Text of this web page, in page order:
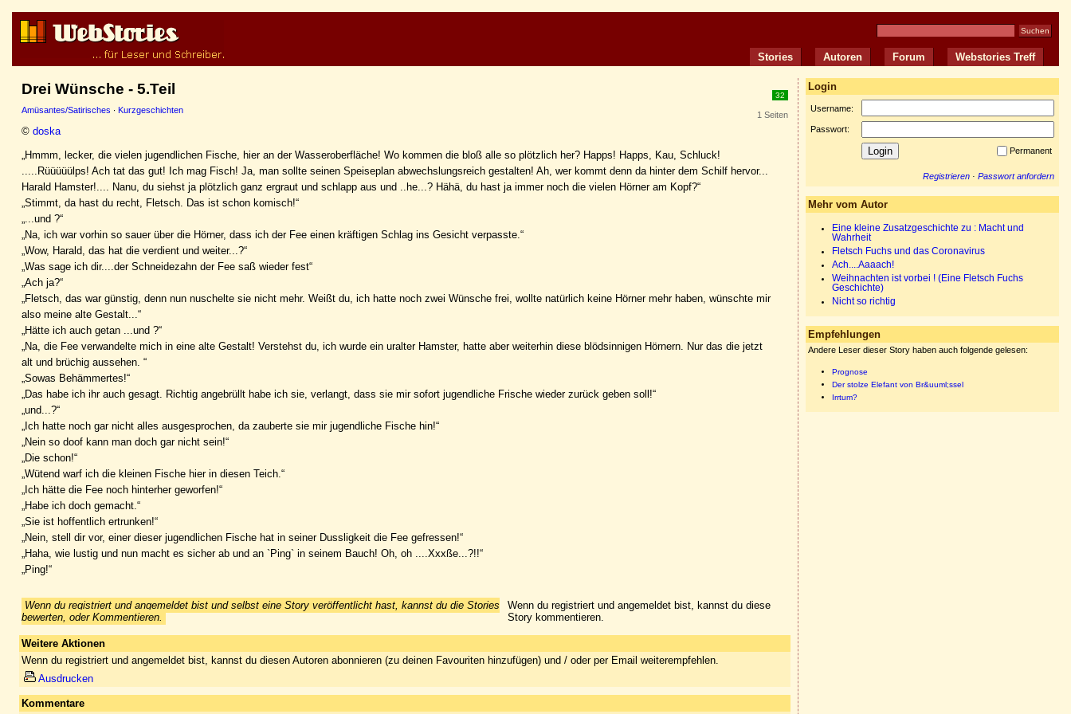
Stories Autoren Forum Webstories Treff
32
1 Seiten
Drei Wünsche - 5.Teil
Amüsantes/Satirisches · Kurzgeschichten
© doska
„Hmmm, lecker, die vielen jugendlichen Fische, hier an der Wasseroberfläche! Wo kommen die bloß alle so plötzlich her? Happs! Happs, Kau, Schluck!
.....Rüüüüülps! Ach tat das gut! Ich mag Fisch! Ja, man sollte seinen Speiseplan abwechslungsreich gestalten! Ah, wer kommt denn da hinter dem Schilf hervor...
Harald Hamster!.... Nanu, du siehst ja plötzlich ganz ergraut und schlapp aus und ..he...? Hähä, du hast ja immer noch die vielen Hörner am Kopf?“
„Stimmt, da hast du recht, Fletsch. Das ist schon komisch!“
„...und ?“
„Na, ich war vorhin so sauer über die Hörner, dass ich der Fee einen kräftigen Schlag ins Gesicht verpasste.“
„Wow, Harald, das hat die verdient und weiter...?“
„Was sage ich dir....der Schneidezahn der Fee saß wieder fest“
„Ach ja?“
„Fletsch, das war günstig, denn nun nuschelte sie nicht mehr. Weißt du, ich hatte noch zwei Wünsche frei, wollte natürlich keine Hörner mehr haben, wünschte mir
also meine alte Gestalt...“
„Hätte ich auch getan ...und ?“
„Na, die Fee verwandelte mich in eine alte Gestalt! Verstehst du, ich wurde ein uralter Hamster, hatte aber weiterhin diese blödsinnigen Hörnern. Nur das die jetzt
alt und brüchig aussehen. “
„Sowas Behämmertes!“
„Das habe ich ihr auch gesagt. Richtig angebrüllt habe ich sie, verlangt, dass sie mir sofort jugendliche Frische wieder zurück geben soll!“
„und...?“
„Ich hatte noch gar nicht alles ausgesprochen, da zauberte sie mir jugendliche Fische hin!“
„Nein so doof kann man doch gar nicht sein!“
„Die schon!“
„Wütend warf ich die kleinen Fische hier in diesen Teich.“
„Ich hätte die Fee noch hinterher geworfen!“
„Habe ich doch gemacht.“
„Sie ist hoffentlich ertrunken!“
„Nein, stell dir vor, einer dieser jugendlichen Fische hat in seiner Dussligkeit die Fee gefressen!“
„Haha, wie lustig und nun macht es sicher ab und an `Ping` in seinem Bauch! Oh, oh ....Xxxße...?!!“
„Ping!“
Wenn du registriert und angemeldet bist und selbst eine Story veröffentlicht hast, kannst du die Stories
bewerten, oder Kommentieren.
Wenn du registriert und angemeldet bist, kannst du diese
Story kommentieren.
Weitere Aktionen
Wenn du registriert und angemeldet bist, kannst du diesen Autoren abonnieren (zu deinen Favouriten hinzufügen) und / oder per Email weiterempfehlen.
Ausdrucken
Kommentare
Login
Username:
Passwort:
Permanent
Registrieren · Passwort anfordern
Mehr vom Autor
Eine kleine Zusatzgeschichte zu : Macht und
Wahrheit
Fletsch Fuchs und das Coronavirus
Ach....Aaaach!
Weihnachten ist vorbei ! (Eine Fletsch Fuchs
Geschichte)
Nicht so richtig
Empfehlungen
Andere Leser dieser Story haben auch folgende gelesen:
Prognose
Der stolze Elefant von Br&uuml;ssel
Irrtum?